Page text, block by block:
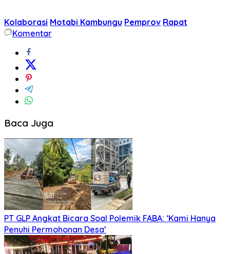
Kolaborasi Motabi Kambungu Pemprov Rapat
Komentar
Baca Juga
PT GLP Angkat Bicara Soal Polemik FABA: ‘Kami Hanya
Penuhi Permohonan Desa’